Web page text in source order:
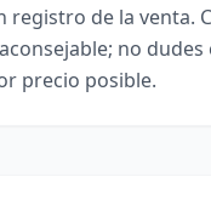
de la venta.
no dudes
precio posible.